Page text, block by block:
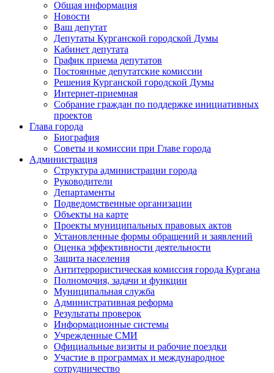
Общая информация
Новости
Ваш депутат
Депутаты Курганской городской Думы
Кабинет депутата
График приема депутатов
Постоянные депутатские комиссии
Решения Курганской городской Думы
Интернет-приемная
Собрание граждан по поддержке инициативных
проектов
Глава города
Биография
Советы и комиссии при Главе города
Администрация
Структура администрации города
Руководители
Департаменты
Подведомственные организации
Объекты на карте
Проекты муниципальных правовых актов
Установленные формы обращений и заявлений
Оценка эффективности деятельности
Защита населения
Антитеррористическая комиссия города Кургана
Полномочия, задачи и функции
Муниципальная служба
Административная реформа
Результаты проверок
Информационные системы
Учрежденные СМИ
Официальные визиты и рабочие поездки
Участие в программах и международное
сотрудничество